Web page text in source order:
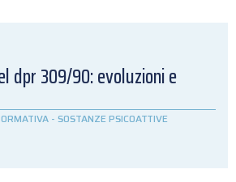
dpr 309/90: evoluzioni e
- SOSTANZE PSICOATTIVE